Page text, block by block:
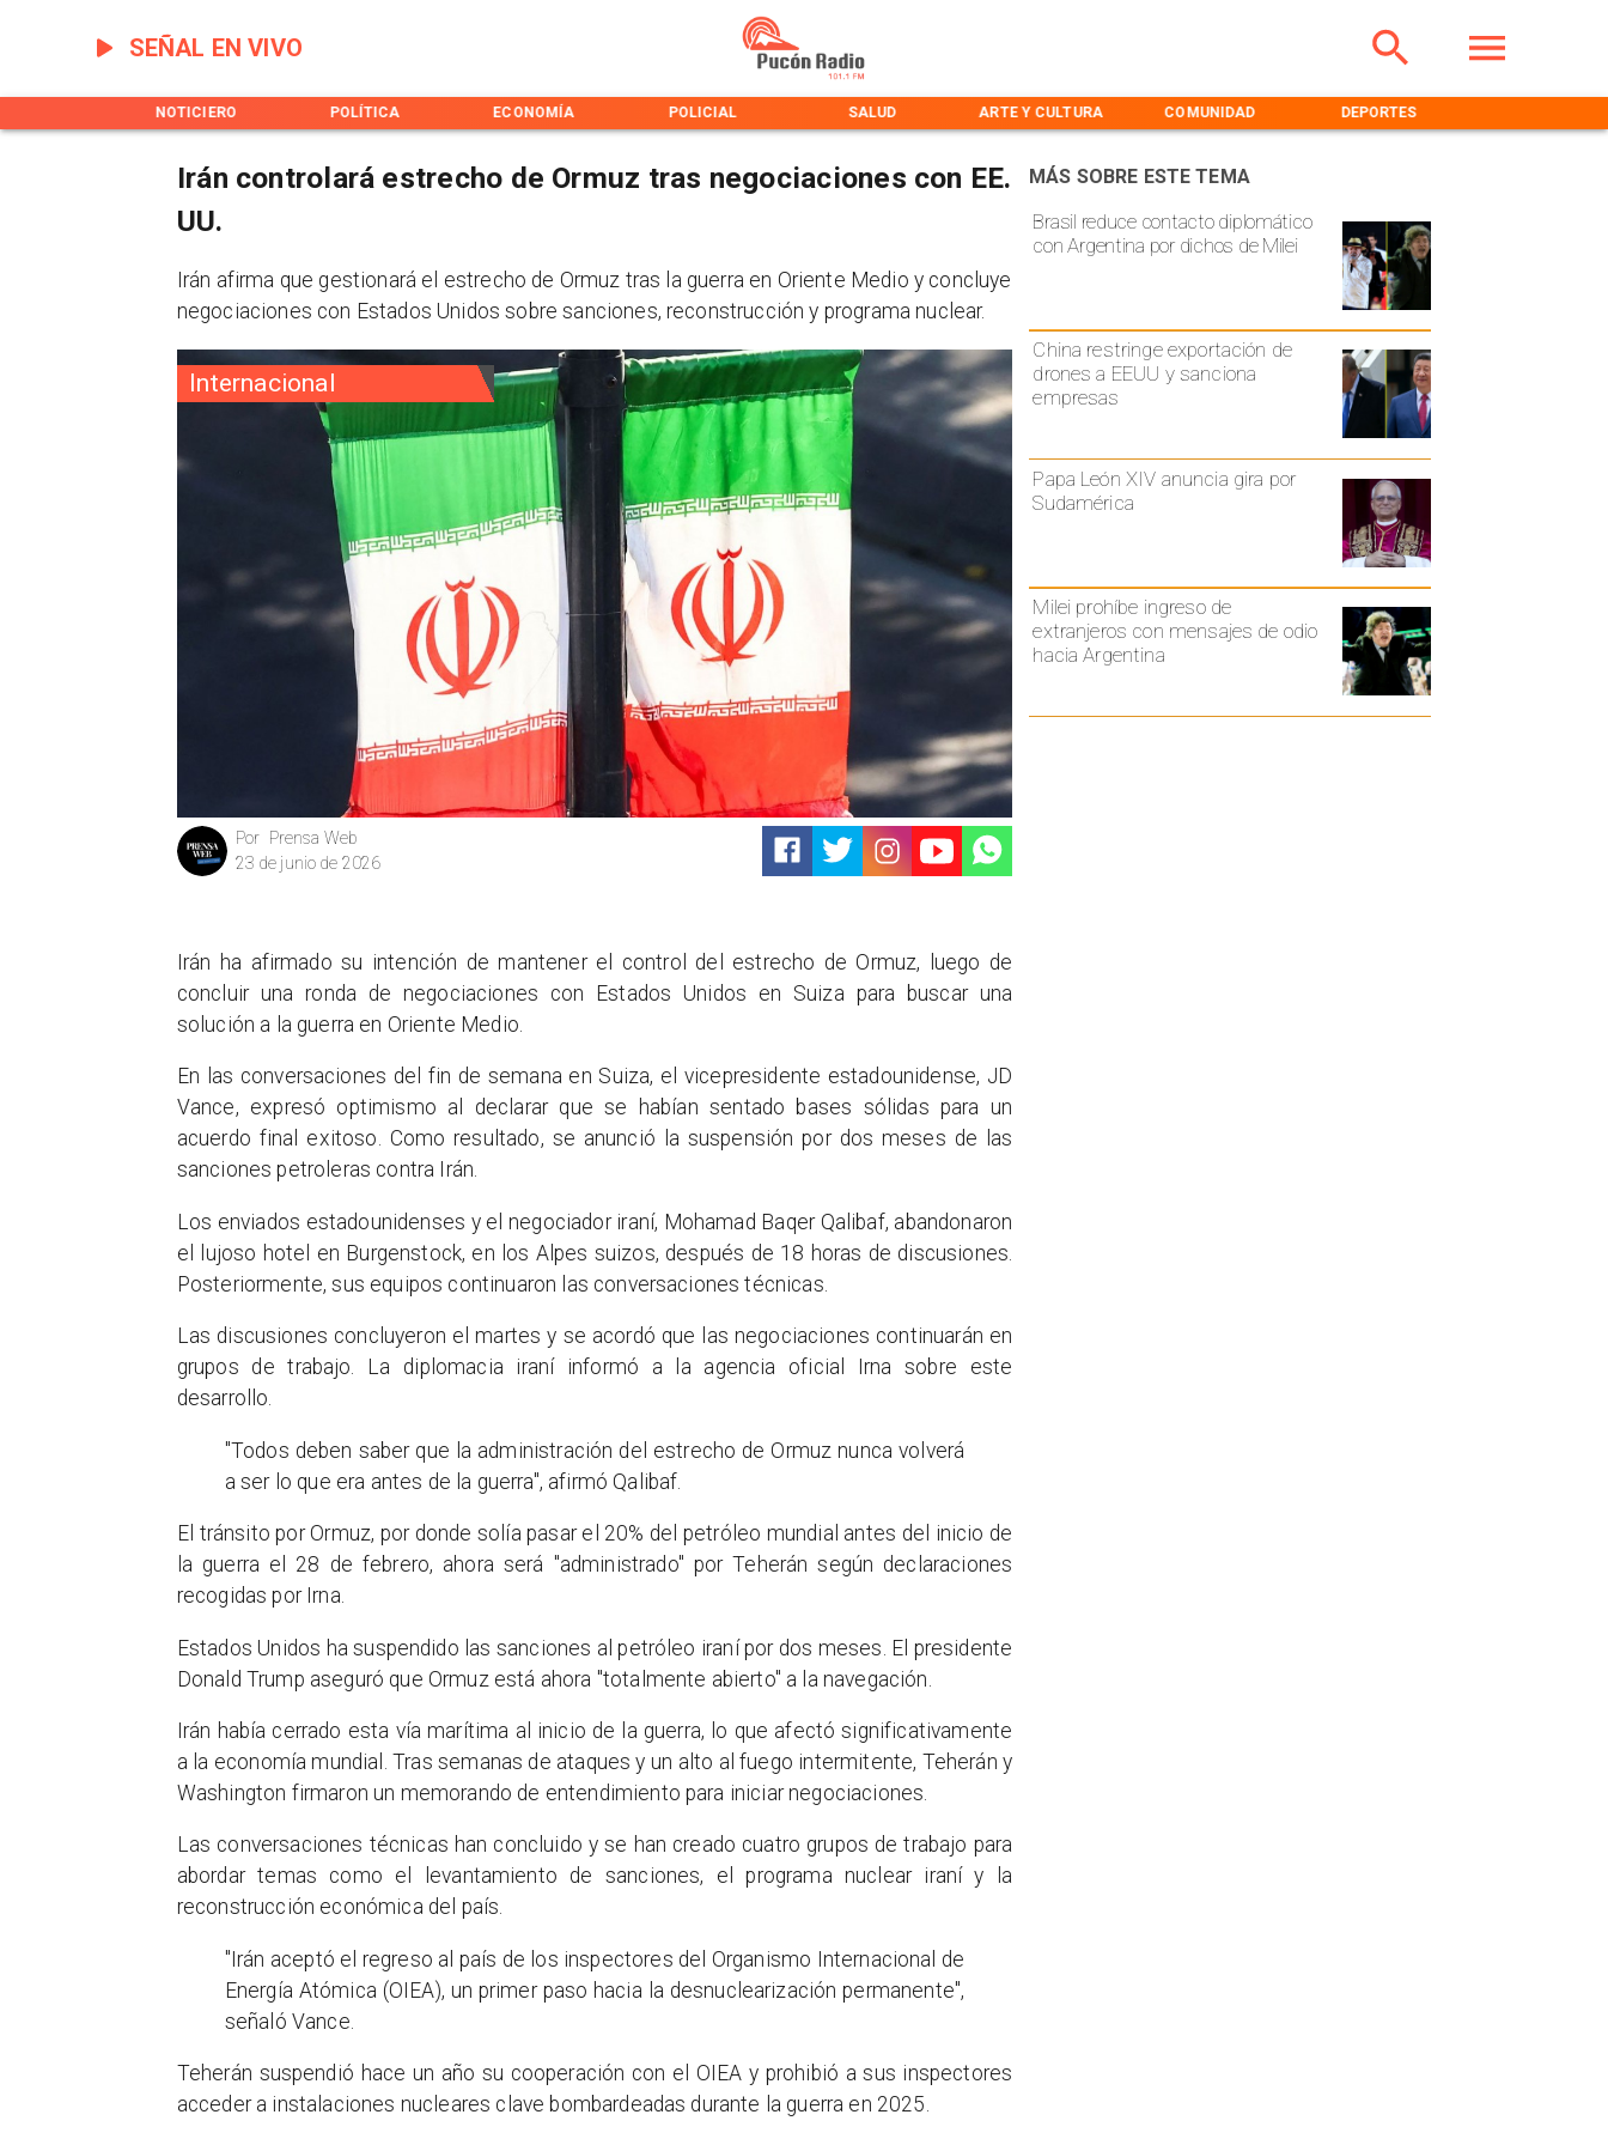
SEÑAL EN VIVO
NOTICIERO POLÍTICA ECONOMÍA POLICIAL SALUD ARTE Y CULTURA COMUNIDAD DEPORTES
Internacional
Prensa Web
Por
23 de junio de 2026
Brasil reduce contacto diplomático
con Argentina por dichos de Milei
China restringe exportación de
drones a EEUU y sanciona
empresas
Papa León XIV anuncia gira por
Sudamérica
Milei prohíbe ingreso de
extranjeros con mensajes de odio
hacia Argentina
MÁS SOBRE ESTE TEMA
Irán controlará estrecho de Ormuz tras negociaciones con EE.
UU.
Irán afirma que gestionará el estrecho de Ormuz tras la guerra en Oriente Medio y concluye
negociaciones con Estados Unidos sobre sanciones, reconstrucción y programa nuclear.
Irán ha afirmado su intención de mantener el control del estrecho de Ormuz, luego de
concluir una ronda de negociaciones con Estados Unidos en Suiza para buscar una
solución a la guerra en Oriente Medio.
En las conversaciones del fin de semana en Suiza, el vicepresidente estadounidense, JD
Vance, expresó optimismo al declarar que se habían sentado bases sólidas para un
acuerdo final exitoso. Como resultado, se anunció la suspensión por dos meses de las
sanciones petroleras contra Irán.
Los enviados estadounidenses y el negociador iraní, Mohamad Baqer Qalibaf, abandonaron
el lujoso hotel en Burgenstock, en los Alpes suizos, después de 18 horas de discusiones.
Posteriormente, sus equipos continuaron las conversaciones técnicas.
Las discusiones concluyeron el martes y se acordó que las negociaciones continuarán en
grupos de trabajo. La diplomacia iraní informó a la agencia oficial Irna sobre este
desarrollo.
"Todos deben saber que la administración del estrecho de Ormuz nunca volverá
a ser lo que era antes de la guerra", afirmó Qalibaf.
El tránsito por Ormuz, por donde solía pasar el 20% del petróleo mundial antes del inicio de
la guerra el 28 de febrero, ahora será "administrado" por Teherán según declaraciones
recogidas por Irna.
Estados Unidos ha suspendido las sanciones al petróleo iraní por dos meses. El presidente
Donald Trump aseguró que Ormuz está ahora "totalmente abierto" a la navegación.
Irán había cerrado esta vía marítima al inicio de la guerra, lo que afectó significativamente
a la economía mundial. Tras semanas de ataques y un alto al fuego intermitente, Teherán y
Washington firmaron un memorando de entendimiento para iniciar negociaciones.
Las conversaciones técnicas han concluido y se han creado cuatro grupos de trabajo para
abordar temas como el levantamiento de sanciones, el programa nuclear iraní y la
reconstrucción económica del país.
"Irán aceptó el regreso al país de los inspectores del Organismo Internacional de
Energía Atómica (OIEA), un primer paso hacia la desnuclearización permanente",
señaló Vance.
Teherán suspendió hace un año su cooperación con el OIEA y prohibió a sus inspectores
acceder a instalaciones nucleares clave bombardeadas durante la guerra en 2025.